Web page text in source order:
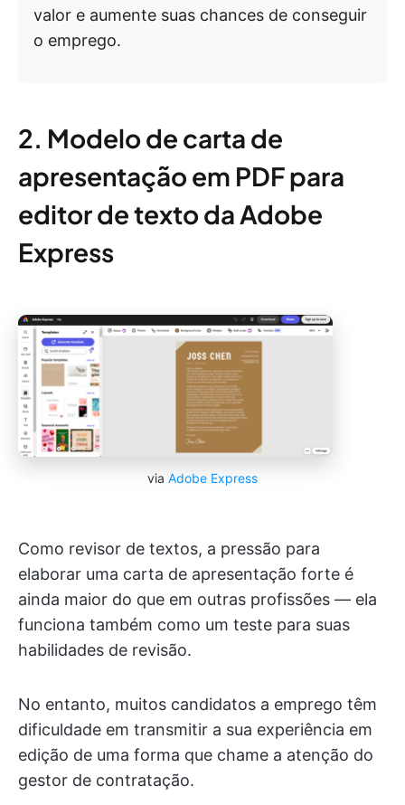
valor e aumente suas chances de conseguir
o emprego.
2. Modelo de carta de
apresentação em PDF para
editor de texto da Adobe
Express
via Adobe Express
Como revisor de textos, a pressão para
elaborar uma carta de apresentação forte é
ainda maior do que em outras profissões — ela
funciona também como um teste para suas
habilidades de revisão.
No entanto, muitos candidatos a emprego têm
dificuldade em transmitir a sua experiência em
edição de uma forma que chame a atenção do
gestor de contratação.